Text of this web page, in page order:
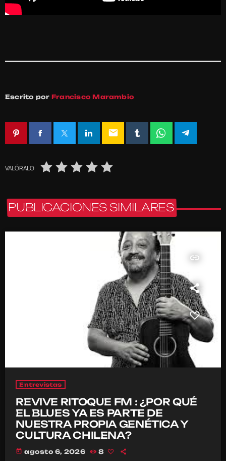
Escrito por Francisco Marambio
email
VALÓRALO
PUBLICACIONES SIMILARES
insert_link
Entrevistas
REVIVE RITOQUE FM : ¿POR QUÉ
EL BLUES YA ES PARTE DE
NUESTRA PROPIA GENÉTICA Y
CULTURA CHILENA?
today agosto 6, 2026 8